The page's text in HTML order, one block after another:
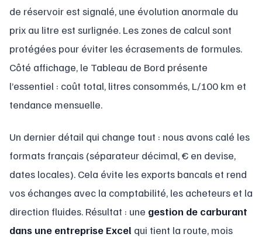
de réservoir est signalé, une évolution anormale du
prix au litre est surlignée. Les zones de calcul sont
protégées pour éviter les écrasements de formules.
Côté affichage, le Tableau de Bord présente
l’essentiel : coût total, litres consommés, L/100 km et
tendance mensuelle.
Un dernier détail qui change tout : nous avons calé les
formats français (séparateur décimal, € en devise,
dates locales). Cela évite les exports bancals et rend
vos échanges avec la comptabilité, les acheteurs et la
direction fluides. Résultat : une gestion de carburant
dans une entreprise Excel qui tient la route, mois